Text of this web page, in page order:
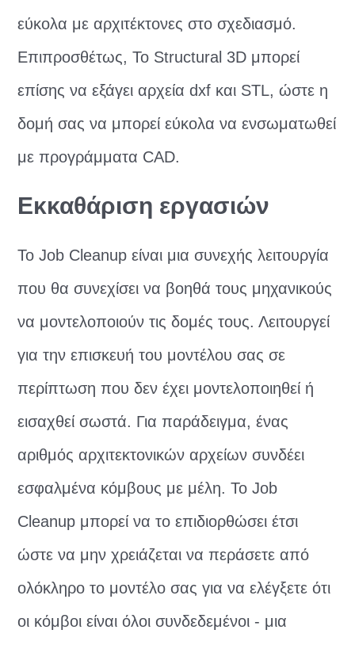
εύκολα με αρχιτέκτονες στο σχεδιασμό.
Επιπροσθέτως, Το Structural 3D μπορεί
επίσης να εξάγει αρχεία dxf και STL, ώστε η
δομή σας να μπορεί εύκολα να ενσωματωθεί
με προγράμματα CAD.
Εκκαθάριση εργασιών
Το Job Cleanup είναι μια συνεχής λειτουργία
που θα συνεχίσει να βοηθά τους μηχανικούς
να μοντελοποιούν τις δομές τους. Λειτουργεί
για την επισκευή του μοντέλου σας σε
περίπτωση που δεν έχει μοντελοποιηθεί ή
εισαχθεί σωστά. Για παράδειγμα, ένας
αριθμός αρχιτεκτονικών αρχείων συνδέει
εσφαλμένα κόμβους με μέλη. Το Job
Cleanup μπορεί να το επιδιορθώσει έτσι
ώστε να μην χρειάζεται να περάσετε από
ολόκληρο το μοντέλο σας για να ελέγξετε ότι
οι κόμβοι είναι όλοι συνδεδεμένοι - μια